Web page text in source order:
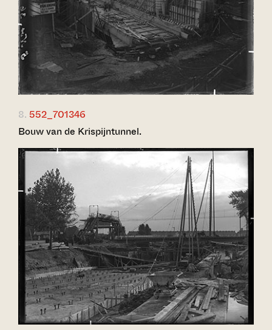
8. 552_701346
Bouw van de Krispijntunnel.